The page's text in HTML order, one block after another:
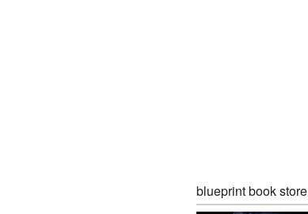
blueprint book store